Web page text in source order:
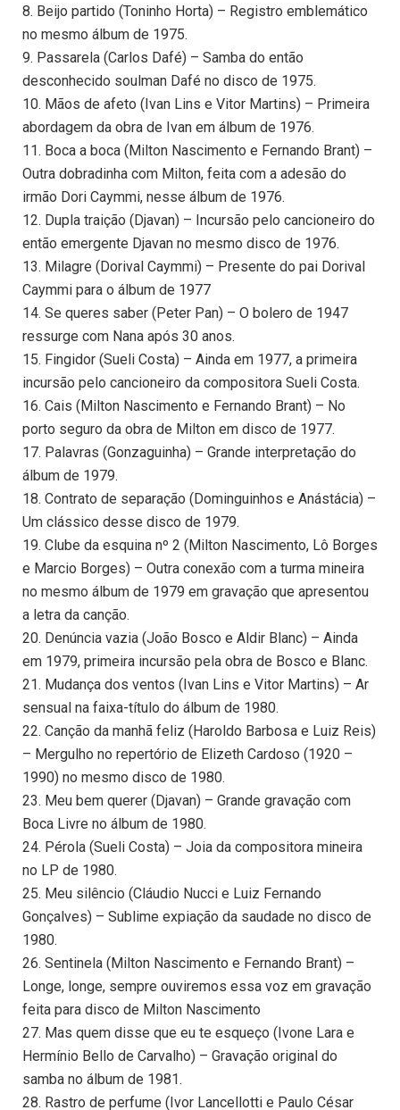
8. Beijo partido (Toninho Horta) – Registro emblemático
no mesmo álbum de 1975.
9. Passarela (Carlos Dafé) – Samba do então
desconhecido soulman Dafé no disco de 1975.
10. Mãos de afeto (Ivan Lins e Vitor Martins) – Primeira
abordagem da obra de Ivan em álbum de 1976.
11. Boca a boca (Milton Nascimento e Fernando Brant) –
Outra dobradinha com Milton, feita com a adesão do
irmão Dori Caymmi, nesse álbum de 1976.
12. Dupla traição (Djavan) – Incursão pelo cancioneiro do
então emergente Djavan no mesmo disco de 1976.
13. Milagre (Dorival Caymmi) – Presente do pai Dorival
Caymmi para o álbum de 1977
14. Se queres saber (Peter Pan) – O bolero de 1947
ressurge com Nana após 30 anos.
15. Fingidor (Sueli Costa) – Ainda em 1977, a primeira
incursão pelo cancioneiro da compositora Sueli Costa.
16. Cais (Milton Nascimento e Fernando Brant) – No
porto seguro da obra de Milton em disco de 1977.
17. Palavras (Gonzaguinha) – Grande interpretação do
álbum de 1979.
18. Contrato de separação (Dominguinhos e Anástácia) –
Um clássico desse disco de 1979.
19. Clube da esquina nº 2 (Milton Nascimento, Lô Borges
e Marcio Borges) – Outra conexão com a turma mineira
no mesmo álbum de 1979 em gravação que apresentou
a letra da canção.
20. Denúncia vazia (João Bosco e Aldir Blanc) – Ainda
em 1979, primeira incursão pela obra de Bosco e Blanc.
21. Mudança dos ventos (Ivan Lins e Vitor Martins) – Ar
sensual na faixa-título do álbum de 1980.
22. Canção da manhã feliz (Haroldo Barbosa e Luiz Reis)
– Mergulho no repertório de Elizeth Cardoso (1920 –
1990) no mesmo disco de 1980.
23. Meu bem querer (Djavan) – Grande gravação com
Boca Livre no álbum de 1980.
24. Pérola (Sueli Costa) – Joia da compositora mineira
no LP de 1980.
25. Meu silêncio (Cláudio Nucci e Luiz Fernando
Gonçalves) – Sublime expiação da saudade no disco de
1980.
26. Sentinela (Milton Nascimento e Fernando Brant) –
Longe, longe, sempre ouviremos essa voz em gravação
feita para disco de Milton Nascimento
27. Mas quem disse que eu te esqueço (Ivone Lara e
Hermínio Bello de Carvalho) – Gravação original do
samba no álbum de 1981.
28. Rastro de perfume (Ivor Lancellotti e Paulo César